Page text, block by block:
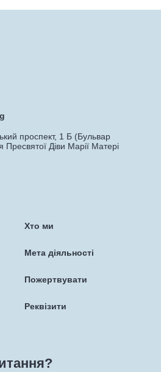
проспект, 1 Б (Бульвар
Діви Марії Матері
Хто ми
Мета діяльності
Пожертвувати
Реквізити